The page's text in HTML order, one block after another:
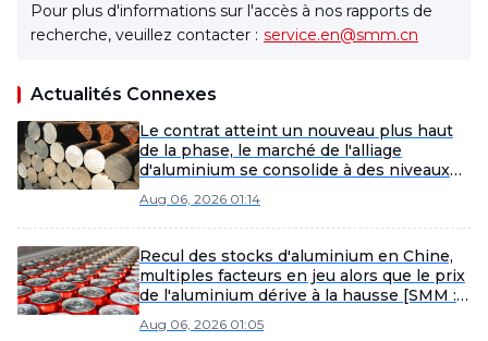
Pour plus d'informations sur l'accès à nos rapports de
recherche, veuillez contacter : service.en@smm.cn
Actualités Connexes
Le contrat atteint un nouveau plus haut
de la phase, le marché de l'alliage
d'aluminium se consolide à des niveaux
Commentaire matinal sur l'alliage
d'aluminium moulé]
Aug 06, 2026 01:14
Recul des stocks d'aluminium en Chine,
multiples facteurs en jeu alors que le prix
de l'aluminium dérive à la hausse [SMM :
l'aluminium]
Aug 06, 2026 01:05